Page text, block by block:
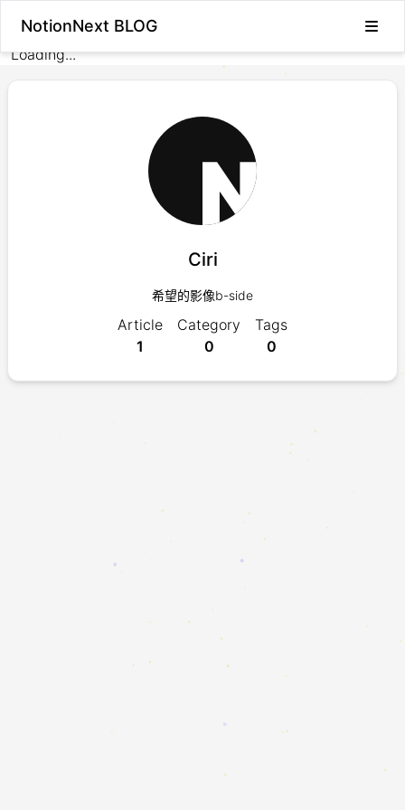
NotionNext BLOG
Loading...
Ciri
希望的影像b-side
Article
1
Category
0
Tags
0